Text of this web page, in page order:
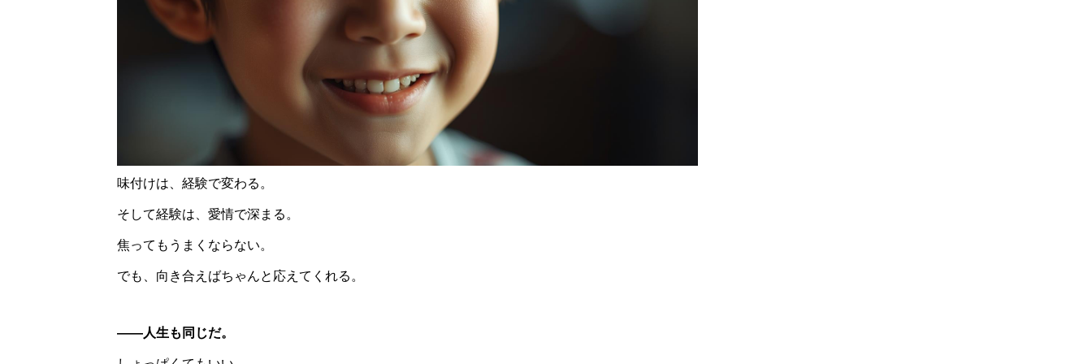
味付けは、経験で変わる。
そして経験は、愛情で深まる。
焦ってもうまくならない。
でも、向き合えばちゃんと応えてくれる。
――人生も同じだ。